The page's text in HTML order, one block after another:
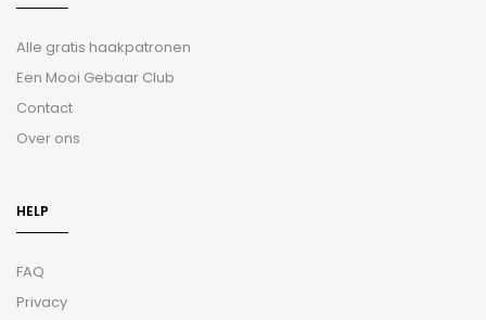
Alle gratis haakpatronen
Een Mooi Gebaar Club
Contact
Over ons
HELP
FAQ
Privacy